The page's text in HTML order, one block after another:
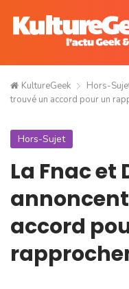
KultureGeek Hors-
trouvé un accord pour un
Hors-Sujet
La Fnac et
accord